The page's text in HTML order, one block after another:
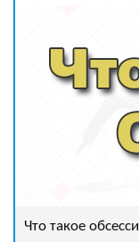
Что такое